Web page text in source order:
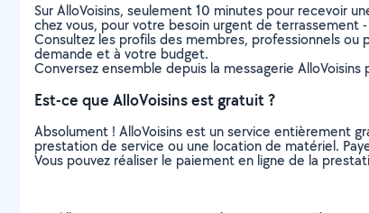
Sur AlloVoisins, seulement 10 minutes pour recevoir
chez vous, pour votre besoin urgent de terrassement
Consultez les profils des membres, professionnels
demande et à votre budget.
Conversez ensemble depuis la messagerie
Est-ce que AlloVoisins est gratuit ?
Absolument ! AlloVoisins est un service entièrement
prestation de service ou une location de matériel.
Vous pouvez réaliser le paiement en ligne de la